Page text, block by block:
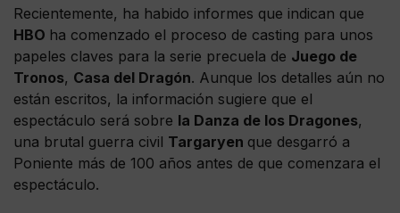
Recientemente, ha habido informes que indican que
HBO ha comenzado el proceso de casting para unos
papeles claves para la serie precuela de Juego de
Tronos, Casa del Dragón. Aunque los detalles aún no
están escritos, la información sugiere que el
espectáculo será sobre la Danza de los Dragones,
una brutal guerra civil Targaryen que desgarró a
Poniente más de 100 años antes de que comenzara el
espectáculo.